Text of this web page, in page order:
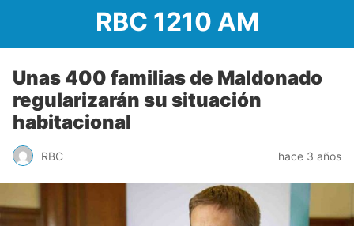
RBC 1210 AM
Unas 400 familias de Maldonado
regularizarán su situación
habitacional
RBC hace 3 años